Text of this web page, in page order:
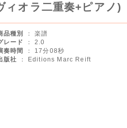
ィオラ二重奏+ピアノ
品種別
： 楽譜
レード
： 2.0
奏時間
： 17分08秒
版社
： Editions Marc Reift